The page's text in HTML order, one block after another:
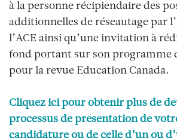
à la personne récipiendaire des
additionnelles de réseautage par
l’ACE ainsi qu’une invitation à
fond portant sur son programme
pour la revue Education Canada.
Cliquez ici pour obtenir plus de
processus de présentation de
candidature ou de celle d’un ou